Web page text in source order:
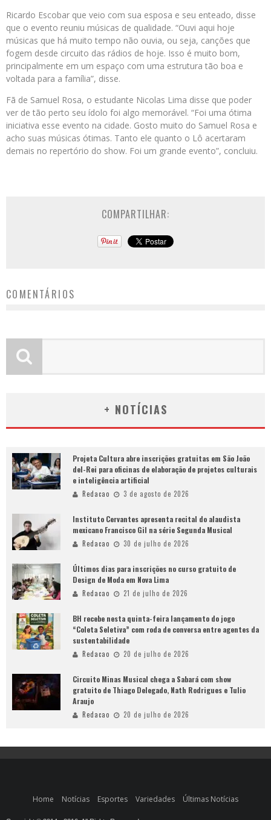
Ricardo Escobar que veio com sua esposa e seu enteado, disse
que o evento reuniu músicas de qualidade. “Ouvi aqui hoje
músicas que há muito tempo não ouvia, ou seja, canções que
fogem desde circuito das rádios de hoje. Isso é muito bom,
principalmente em um espaço com uma estrutura tão boa e
voltada para a família”, disse.
Fã de Samuel Rosa, o estudante Nicolas Lima disse que poder
ver de tão perto seu ídolo foi algo memorável. “Foi uma ótima
iniciativa esse evento na cidade. Gosto muito do Samuel Rosa e
acho suas músicas ótimas. Tanto ele quanto o Lô acertaram
demais no repertório do show. Foi um grande evento”, concluiu.
COMPARTILHAR:
COMENTÁRIOS
+ NOTÍCIAS
Projeta Cultura abre inscrições gratuitas em São João
del-Rei para oficinas de elaboração de projetos culturais
e inteligência artificial
Redacao 3 de agosto de 2026
Instituto Cervantes apresenta recital do alaudista
mexicano Francisco Gil na série Segunda Musical
Redacao 30 de julho de 2026
Últimos dias para inscrições no curso gratuito de
Design de Moda em Nova Lima
Redacao 21 de julho de 2026
BH recebe nesta quinta-feira lançamento do jogo
“Coleta Seletiva” com roda de conversa entre agentes da
sustentabilidade
Redacao 20 de julho de 2026
Circuito Minas Musical chega a Sabará com show
gratuito de Thiago Delegado, Nath Rodrigues e Tulio
Araujo
Redacao 20 de julho de 2026
Home Notícias Esportes Variedades Últimas Notícias